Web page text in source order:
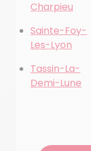
Charpieu
Sainte-Foy-
Les-Lyon
Tassin-La-
Demi-Lune